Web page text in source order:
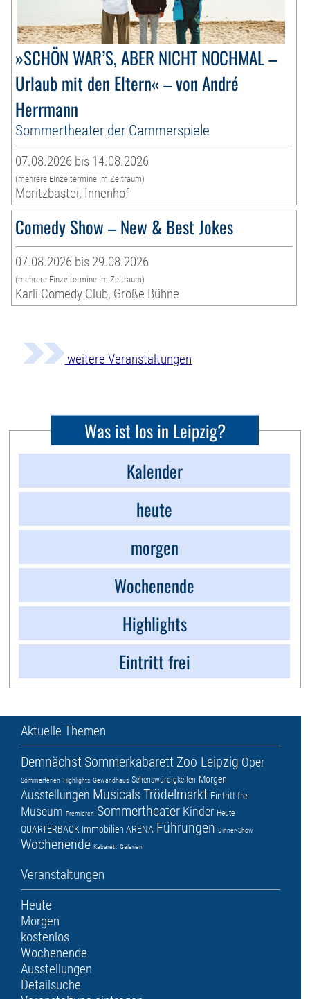
»SCHÖN WAR’S, ABER NICHT NOCHMAL –
Urlaub mit den Eltern« – von André
Herrmann
Sommertheater der Cammerspiele
07.08.2026 bis 14.08.2026
(mehrere Einzeltermine im Zeitraum)
Moritzbastei, Innenhof
Comedy Show – New & Best Jokes
07.08.2026 bis 29.08.2026
(mehrere Einzeltermine im Zeitraum)
Karli Comedy Club, Große Bühne
weitere Veranstaltungen
Was ist los in Leipzig?
Kalender
heute
morgen
Wochenende
Highlights
Eintritt frei
Aktuelle Themen
Demnächst Sommerkabarett Zoo Leipzig Oper
Sommerferien Highlights Gewandhaus Sehenswürdigkeiten Morgen
Ausstellungen Musicals Trödelmarkt Eintritt frei
Museum Premieren Sommertheater Kinder Heute
QUARTERBACK Immobilien ARENA Führungen Dinner-Show
Wochenende Kabarett Galerien
Veranstaltungen
Heute
Morgen
kostenlos
Wochenende
Ausstellungen
Detailsuche